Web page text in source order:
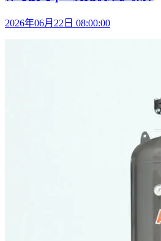
2026年06月22日 08:00:00